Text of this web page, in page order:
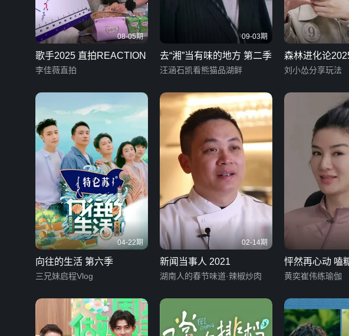
08-05期
歌手2025 直拍REACTION
李佳薇直拍
09-03期
去“湘”当有味的地方 第二季
汪涵石凯看熊猫品湖鲜
森林进化论
刘小怂分享玩法
04-22期
向往的生活 第六季
三兄妹启程Vlog
02-14期
新闻当事人 2021
湖南人的春节味道·辣椒炒肉
怦然再心动 嗑
黄奕崔伟练瑜伽